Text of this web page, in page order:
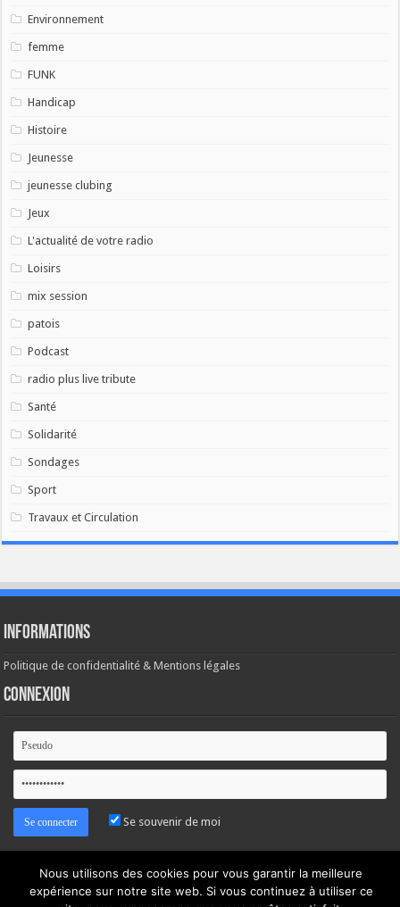
Environnement
femme
FUNK
Handicap
Histoire
Jeunesse
jeunesse clubing
Jeux
L'actualité de votre radio
Loisirs
mix session
patois
Podcast
radio plus live tribute
Santé
Solidarité
Sondages
Sport
Travaux et Circulation
Informations
Politique de confidentialité & Mentions légales
Connexion
Se souvenir de moi
Nous utilisons des cookies pour vous garantir la meilleure
expérience sur notre site web. Si vous continuez à utiliser ce